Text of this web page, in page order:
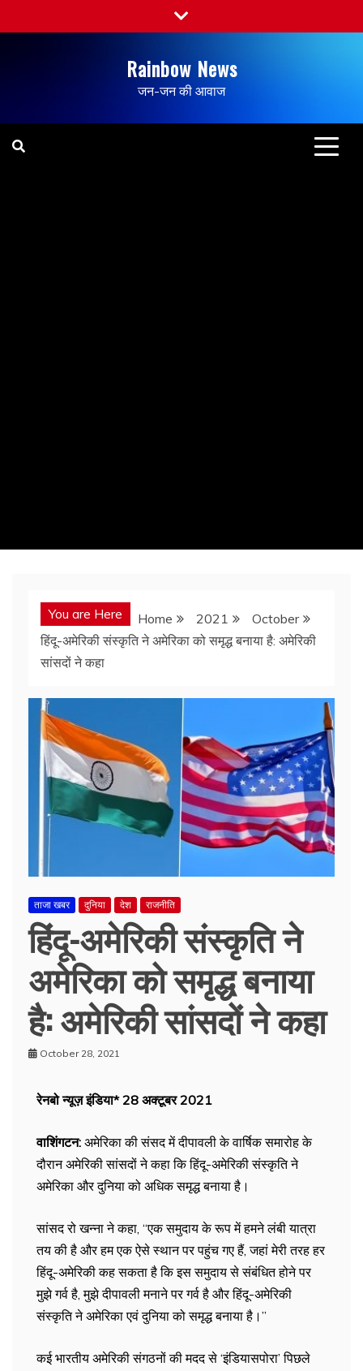
Rainbow News
जन-जन की आवाज
You are Here Home 2021
October
हिंदू-अमेरिकी संस्कृति ने अमेरिका को समृद्ध बनाया है: अमेरिकी
सांसदों ने कहा
ताजा खबर दुनिया देश राजनीति
हिंदू-अमेरिकी संस्कृति ने
अमेरिका को समृद्ध बनाया
है: अमेरिकी सांसदों ने कहा
October 28, 2021
रेनबो न्यूज़ इंडिया* 28 अक्टूबर 2021
वाशिंगटन: अमेरिका की संसद में दीपावली के वार्षिक समारोह के
दौरान अमेरिकी सांसदों ने कहा कि हिंदू-अमेरिकी संस्कृति ने
अमेरिका और दुनिया को अधिक समृद्ध बनाया है।
सांसद रो खन्ना ने कहा, ‘‘एक समुदाय के रूप में हमने लंबी यात्रा
तय की है और हम एक ऐसे स्थान पर पहुंच गए हैं, जहां मेरी तरह हर
हिंदू-अमेरिकी कह सकता है कि इस समुदाय से संबंधित होने पर
मुझे गर्व है, मुझे दीपावली मनाने पर गर्व है और हिंदू-अमेरिकी
संस्कृति ने अमेरिका एवं दुनिया को समृद्ध बनाया है।’’
कई भारतीय अमेरिकी संगठनों की मदद से ‘इंडियासपोरा’ पिछले